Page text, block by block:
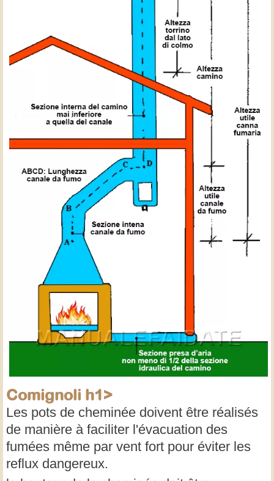
Comignoli h1>
Les pots de cheminée doivent être réalisés
de manière à faciliter l'évacuation des
fumées même par vent fort pour éviter les
reflux dangereux.